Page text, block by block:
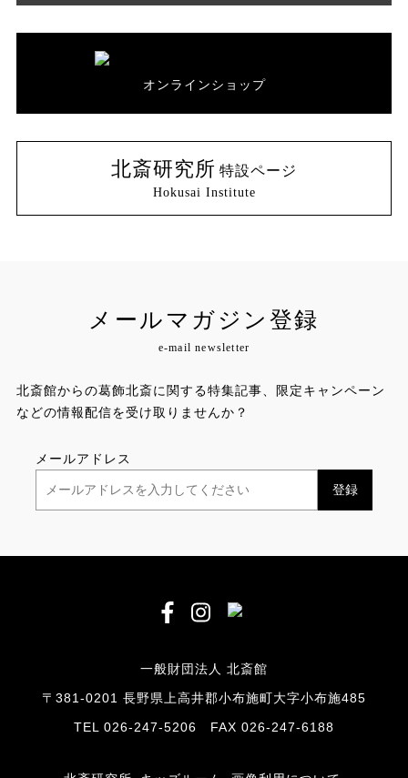
オンラインショップ
北斎研究所 特設ページ
Hokusai Institute
メールマガジン登録
e-mail newsletter
北斎館からの葛飾北斎に関する特集記事、限定キャンペーン
などの情報配信を受け取りませんか？
メールアドレス
一般財団法人 北斎館
〒381-0201 長野県上高井郡小布施町大字小布施485
TEL 026-247-5206 FAX 026-247-6188